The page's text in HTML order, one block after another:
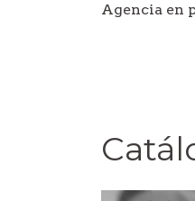
Agencia en